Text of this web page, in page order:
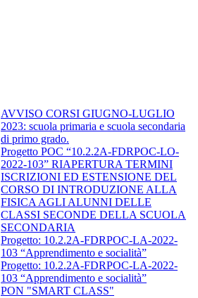
AVVISO CORSI GIUGNO-LUGLIO
2023: scuola primaria e scuola secondaria
di primo grado.
Progetto POC “10.2.2A-FDRPOC-LO-
2022-103” RIAPERTURA TERMINI
ISCRIZIONI ED ESTENSIONE DEL
CORSO DI INTRODUZIONE ALLA
FISICA AGLI ALUNNI DELLE
CLASSI SECONDE DELLA SCUOLA
SECONDARIA
​Progetto: 10.2.2A-FDRPOC-LA-2022-
103 “Apprendimento e socialità”
Progetto: 10.2.2A-FDRPOC-LA-2022-
103 “Apprendimento e socialità”
PON "SMART CLASS"